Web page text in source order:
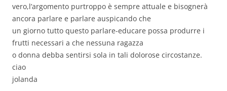
vero,l’argomento purtroppo è sempre attuale e bisognerà
ancora parlare e parlare auspicando che
un giorno tutto questo parlare-educare possa produrre i
frutti necessari a che nessuna ragazza
o donna debba sentirsi sola in tali dolorose circostanze.
ciao
jolanda